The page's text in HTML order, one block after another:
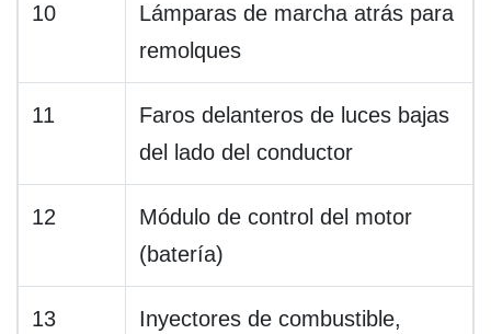
10
Lámparas de marcha atrás para
remolques
11
Faros delanteros de luces bajas
del lado del conductor
12
Módulo de control del motor
(batería)
13
Inyectores de combustible,